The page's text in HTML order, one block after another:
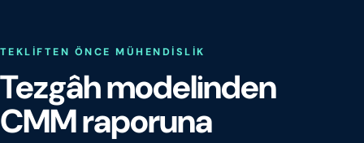
TEKLIFTEN ÖNCE MÜHENDISLIK
Tezgâh modelinden
CMM raporuna